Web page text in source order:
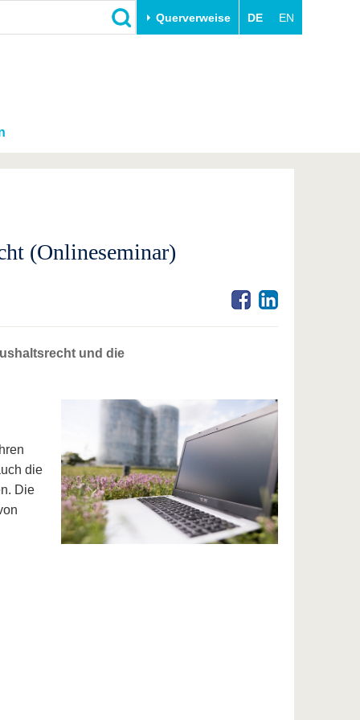
Querverweise DE EN
(Onlineseminar)
und die
die
Die